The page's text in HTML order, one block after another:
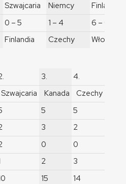
Szwajcaria
0 – 5
Finlandia
Niemcy
1 – 4
Czechy
Finlandia
6 – 0
Włochy
Szwajcaria
3.
Kanada
5
3
0
2
15
4.
Czechy
5
2
0
3
14